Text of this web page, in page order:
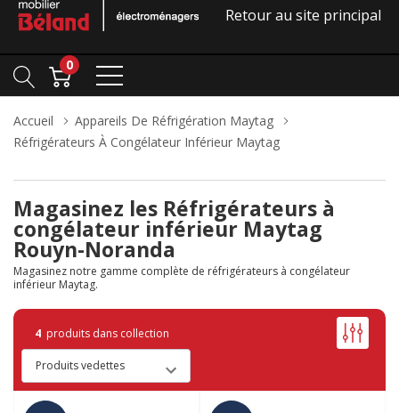
Retour au site principal
0
Accueil
Appareils De Réfrigération Maytag
Réfrigérateurs À Congélateur Inférieur Maytag
Magasinez les Réfrigérateurs à
congélateur inférieur Maytag
Rouyn-Noranda
Magasinez notre gamme complète de réfrigérateurs à congélateur
inférieur Maytag.
4 produits dans collection